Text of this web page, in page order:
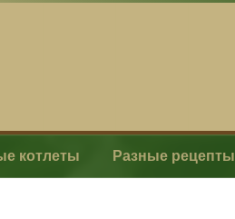
котлеты Разные рецепты